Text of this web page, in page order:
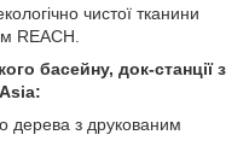
чистої тканини
REACH.
басейну, док-станції з
дерева з друкованим